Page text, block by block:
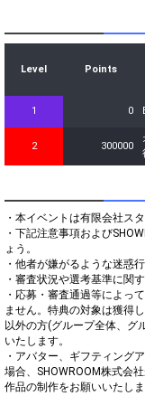
Level Points
1 0
2 300000
・本イベントは有限会社ス
・下記注意事項および
ょう。
・他者が嫌がるような迷惑
・審査状況や選考基準に関
・応募・審査通過等によっ
ません。特典の対象は獲得
以外の方(グループ全体、グ
いたします。
・アバター、ギフティング
場合、SHOWROOM株式会
作品の制作をお願いいたし